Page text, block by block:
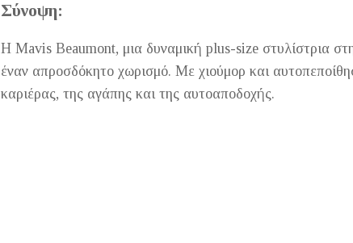
Σύνοψη:
Η Mavis Beaumont, μια δυναμική plus-size στυλίστρια
έναν απροσδόκητο χωρισμό. Με χιούμορ και
καριέρας, της αγάπης και της αυτοαποδοχής.